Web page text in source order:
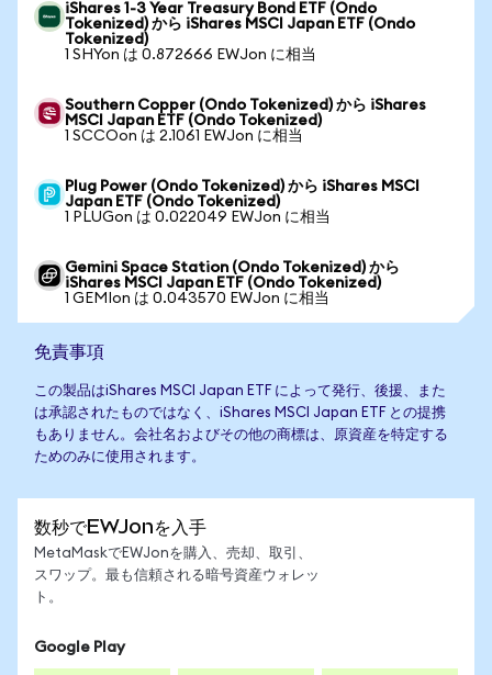
iShares 1-3 Year Treasury Bond ETF (Ondo
Tokenized) から iShares MSCI Japan ETF (Ondo
Tokenized)
1 SHYon は 0.872666 EWJon に相当
Southern Copper (Ondo Tokenized) から iShares
MSCI Japan ETF (Ondo Tokenized)
1 SCCOon は 2.1061 EWJon に相当
Plug Power (Ondo Tokenized) から iShares MSCI
Japan ETF (Ondo Tokenized)
1 PLUGon は 0.022049 EWJon に相当
Gemini Space Station (Ondo Tokenized) から
iShares MSCI Japan ETF (Ondo Tokenized)
1 GEMIon は 0.043570 EWJon に相当
免責事項
この製品はiShares MSCI Japan ETF によって発行、後援、また
は承認されたものではなく、iShares MSCI Japan ETF との提携
もありません。会社名およびその他の商標は、原資産を特定する
ためのみに使用されます。
数秒でEWJonを入手
MetaMaskでEWJonを購入、売却、取引、
スワップ。最も信頼される暗号資産ウォレッ
ト。
Google Play